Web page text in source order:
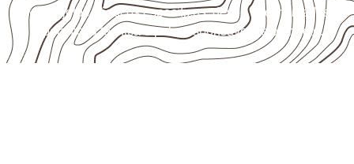
Projetos náuticos específicos, desde que validados
pela ficha técnica e pelo responsável pelo projeto.